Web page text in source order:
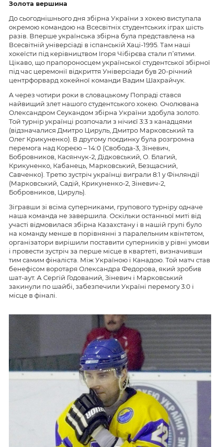
Золота вершина
До сьогоднішнього дня збірна України з хокею виступала
окремою командою на Всесвітніх студентських іграх шість
разів. Вперше українська збірна була представлена на
Всесвітній універсіаді в іспанській Хаці-1995. Там наші
хокеїсти під керівництвом Ігоря Чібірєва стали п’ятими.
Цікаво, що прапороносцем української студентської збірної
під час церемонії відкриття Універсіади був 20-річний
центрфорвард хокейної команди Вадим Шахрайчук.
А через чотири роки в словацькому Попраді стався
найвищий злет нашого студентського хокею. Очолювана
Олександром Сеукандом збірна України здобула золото.
Той турнір українці розпочали з нічиєї 3:3 з канадцями
(відзначалися Дмитро Цируль, Дмитро Марковський та
Олег Крикуненко). В другому поєдинку була розгромна
перемога над Кореєю – 14:0 (Свобода-3, Зіневич,
Бобровников, Касянчук-2, Дідковський, О. Благий,
Крикуненко, Кабанець, Марковський, Безщасний,
Савченко). Третю зустріч українці виграли 8:1 у Фінляндії
(Марковський, Садій, Крикуненко-2, Зіневич-2,
Бобровников, Цируль).
Зігравши зі всіма суперниками, групового турніру одначе
наша команда не завершила. Оскільки останньої миті від
участі відмовилася збірна Казахстану і в нашій групі було
на команду менше в порівнянні з паралельним квінтетом,
організатори вирішили поставити суперників у рівні умови
і провести зустріч за перше місце в квартеті, визначивши
тим самим фіналіста. Між Україною і Канадою. Той матч став
бенефісом воротаря Олександра Федорова, який зробив
шат-аут. А Сергій Годований, Зіневич і Марковський
закинули по шайбі, забезпечили Україні перемогу 3:0 і
місце в фіналі.